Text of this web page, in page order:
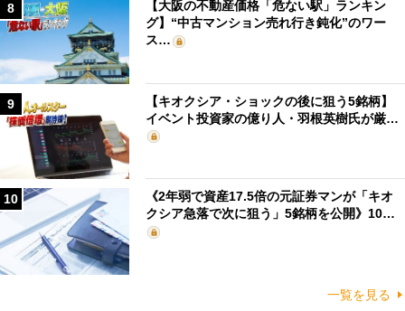
8
【大阪の不動産価格「危ない駅」ランキン
グ】“中古マンション売れ行き鈍化”のワー
ス…
9
【キオクシア・ショックの後に狙う5銘柄】
イベント投資家の億り人・羽根英樹氏が厳…
10
《2年弱で資産17.5倍の元証券マンが「キオ
クシア急落で次に狙う」5銘柄を公開》10…
一覧を見る